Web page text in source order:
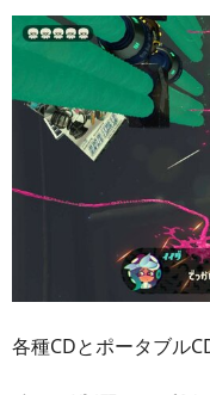
各種CDとポータブル